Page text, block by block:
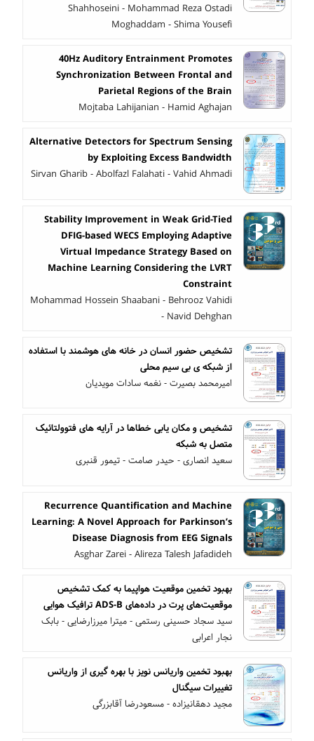
Shahhoseini - Mohammad Reza Ostadi
Moghaddam - Shima Yousefi
40Hz Auditory Entrainment Promotes
Synchronization Between Frontal and
Parietal Regions of the Brain
Mojtaba Lahijanian - Hamid Aghajan
Alternative Detectors for Spectrum Sensing
by Exploiting Excess Bandwidth
Sirvan Gharib - Abolfazl Falahati - Vahid Ahmadi
Stability Improvement in Weak Grid-Tied
DFIG-based WECS Employing Adaptive
Virtual Impedance Strategy Based on
Machine Learning Considering the LVRT
Constraint
Mohammad Hossein Shaabani - Behrooz Vahidi
- Navid Dehghan
تشخیص حضور انسان در خانه‌ های هوشمند با استفاده
از شبکه ی بی سیم محلی
امیرمحمد بصیرت - نغمه سادات مویدیان
تشخیص و مکان یابی خطاها در آرایه های فتوولتائیک
متصل به شبکه
سعید انصاری - حیدر صامت - تیمور قنبری
Recurrence Quantification and Machine
Learning: A Novel Approach for Parkinson’s
Disease Diagnosis from EEG Signals
Asghar Zarei - Alireza Talesh Jafadideh
بهبود تخمین موقعیت هواپیما به کمک تشخیص
موقعیت‌های پرت در داده‌های ADS-B ترافیک هوایی
سید سجاد حسینی رستمی - میترا میرزارضایی - بابک
نجار اعرابی
بهبود تخمین واریانس نویز با بهره گیری از واریانس
تغییرات سیگنال
مجید دهقانیزاده - مسعودرضا آقابزرگی